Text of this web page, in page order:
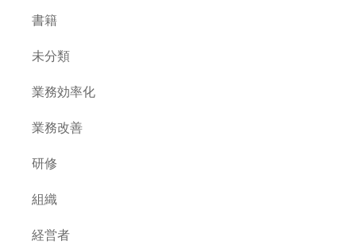
書籍
未分類
業務効率化
業務改善
研修
組織
経営者